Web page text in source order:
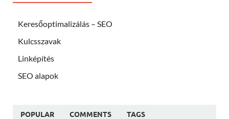
Keresőoptimalizálás – SEO
Kulcsszavak
Linképítés
SEO alapok
POPULAR COMMENTS TAGS